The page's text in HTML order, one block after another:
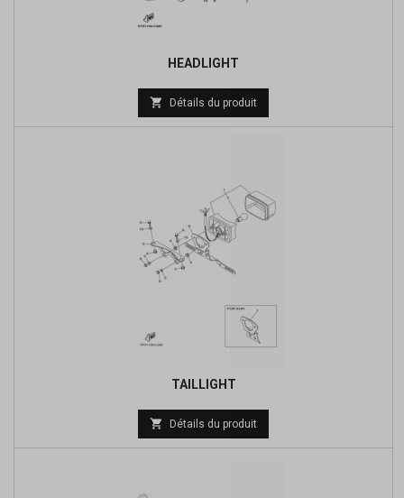
HEADLIGHT
Prix
de
 Détails du produit
TAILLIGHT
Prix
de
 Détails du produit